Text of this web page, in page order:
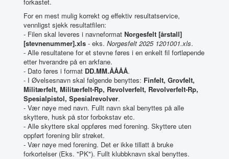
For en mest mulig korrekt og effektiv resultatservice,
vennligst sjekk resultatfilen:
- Filen skal leveres i navneformat Norgesfelt [årstall]
[stevnenummer].xls - eks. Norgesfelt 2025 1201001.xls.
- Alle resultatene for et stevne føres i en enkelt fil fortløpende
etter hverandre på en arkfane.
- Dato føres i format DD.MM.ÅÅÅÅ.
- I Øvelsesnavn skal følgende benyttes: Finfelt, Grovfelt,
Militærfelt, Militærfelt-Rp, Revolverfelt, Revolverfelt-Rp,
Spesialpistol, Spesialrevolver.
- Vær nøye med navn. Fullt navn skal benyttes på alle
skyttere, husk på stor forbokstav etc.
- Alle skyttere skal oppføres med forening. Skyttere uten
oppført forening blir strøket.
- Vær nøye med forening. Det er ikke tillatt å bruke
forkortelser (Eks. "PK"). Fullt klubbknavn skal benyttes.